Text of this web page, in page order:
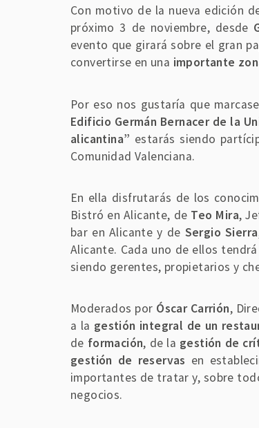
Con motivo de la nueva edición
próximo 3 de noviembre, desde
evento que girará sobre el gran
convertirse en una importante
Por eso nos gustaría que
Edificio Germán Bernacer de la
alicantina” estarás siendo
Comunidad Valenciana.
En ella disfrutarás de los
Bistró en Alicante, de Teo Mira,
bar en Alicante y de Sergio Sierra
Alicante. Cada uno de ellos tendrá
siendo gerentes, propietarios y
Moderados por Óscar Carrión,
a la gestión integral de un
de formación, de la gestión de
gestión de reservas en
importantes de tratar y, sobre
negocios.